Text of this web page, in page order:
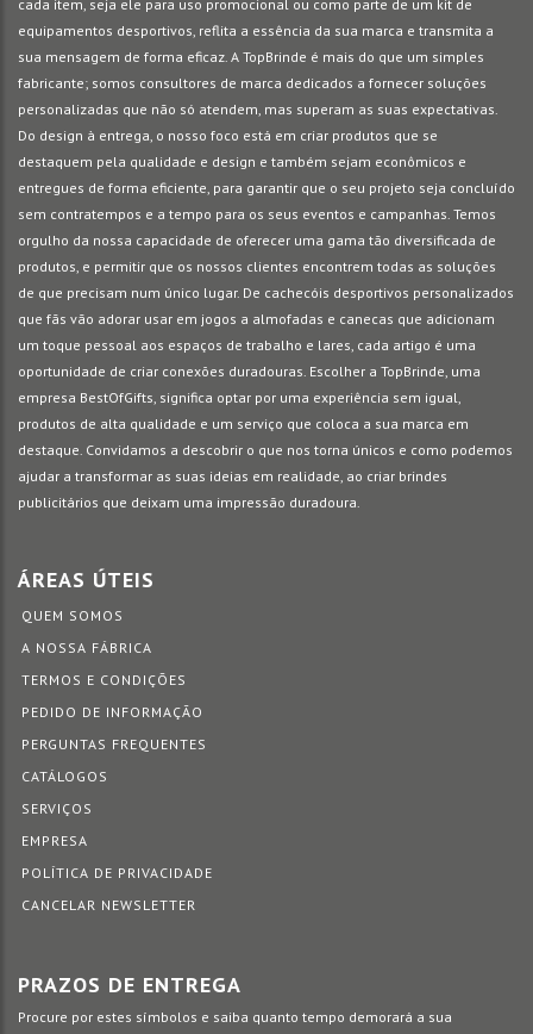
cada item, seja ele para uso promocional ou como parte de um kit de
equipamentos desportivos, reflita a essência da sua marca e transmita a
sua mensagem de forma eficaz. A TopBrinde é mais do que um simples
fabricante; somos consultores de marca dedicados a fornecer soluções
personalizadas que não só atendem, mas superam as suas expectativas.
Do design à entrega, o nosso foco está em criar produtos que se
destaquem pela qualidade e design e também sejam econômicos e
entregues de forma eficiente, para garantir que o seu projeto seja concluído
sem contratempos e a tempo para os seus eventos e campanhas. Temos
orgulho da nossa capacidade de oferecer uma gama tão diversificada de
produtos, e permitir que os nossos clientes encontrem todas as soluções
de que precisam num único lugar. De cachecóis desportivos personalizados
que fãs vão adorar usar em jogos a almofadas e canecas que adicionam
um toque pessoal aos espaços de trabalho e lares, cada artigo é uma
oportunidade de criar conexões duradouras. Escolher a TopBrinde, uma
empresa BestOfGifts, significa optar por uma experiência sem igual,
produtos de alta qualidade e um serviço que coloca a sua marca em
destaque. Convidamos a descobrir o que nos torna únicos e como podemos
ajudar a transformar as suas ideias em realidade, ao criar brindes
publicitários que deixam uma impressão duradoura.
ÁREAS ÚTEIS
QUEM SOMOS
A NOSSA FÁBRICA
TERMOS E CONDIÇÕES
PEDIDO DE INFORMAÇÃO
PERGUNTAS FREQUENTES
CATÁLOGOS
SERVIÇOS
EMPRESA
POLÍTICA DE PRIVACIDADE
CANCELAR NEWSLETTER
PRAZOS DE ENTREGA
Procure por estes símbolos e saiba quanto tempo demorará a sua